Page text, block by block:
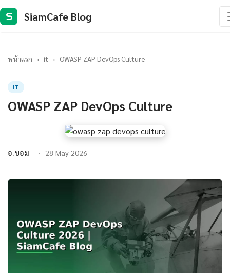
S SiamCafe Blog
หน้าแรก › it › OWASP ZAP DevOps Culture
IT
OWASP ZAP DevOps Culture
อ.บอม 28 May 2026